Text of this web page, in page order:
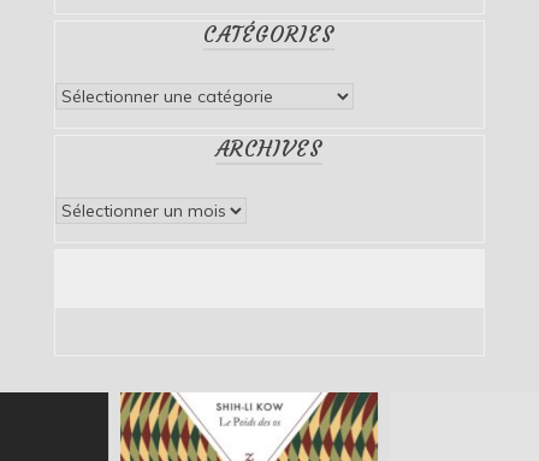
CATÉGORIES
Catégories
ARCHIVES
Archives